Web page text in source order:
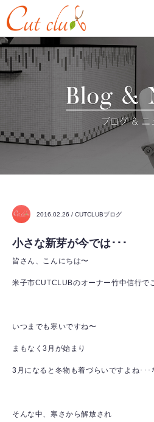
2016.02.26 / CUTCLUBブログ
小さな新芽が今では･･･
皆さん、こんにちは〜
米子市CUTCLUBのオーナー竹中信行で
いつまでも寒いですね〜
まもなく3月が始まり
3月になると冬物も着づらいですよね･･
そんな中、寒さから解放され